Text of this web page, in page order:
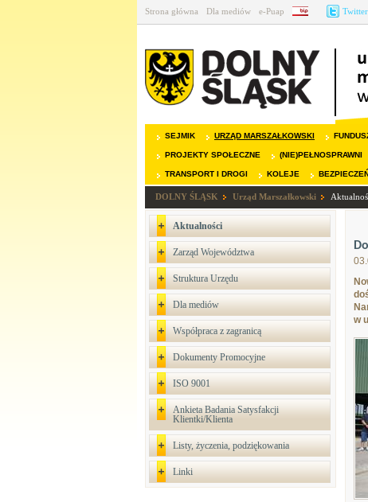
Strona główna Dla mediów e-Puap BIP Twitter
SEJMIK URZĄD MARSZAŁKOWSKI
PROJEKTY SPOŁECZNE (NIE)PEŁNOSPRAWNI
TRANSPORT I DROGI KOLEJE
DOLNY ŚLĄSK Urząd Marszałkowski
Aktualności
Zarząd Województwa
Struktura Urzędu
Dla mediów
Współpraca z zagranicą
Dokumenty Promocyjne
ISO 9001
Ankieta Badania Satysfakcji
Klientki/Klienta
Listy, życzenia, podziękowania
Linki
w